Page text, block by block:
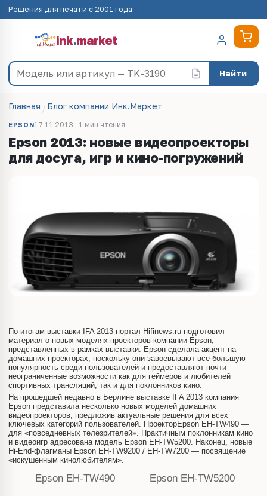
Решения для печати с 2001 года
ink.market
Найти
Главная Блог компании Инк.Маркет
EPSON17.11.2013 · 1 мин чтения
Epson 2013: новые видеопроекторы
для досуга, игр и кино-погружений
По итогам выставки IFA 2013 портал Hifinews.ru подготовил
материал о новых моделях проекторов компании Epson,
представленных в рамках выставки. Epson сделала акцент на
домашних проекторах, поскольку они завоевывают все большую
популярность среди пользователей и предоставляют почти
неограниченные возможности как для геймеров и любителей
спортивных трансляций, так и для поклонников кино.
На прошедшей недавно в Берлине выставке IFA 2013 компания
Epson представила несколько новых моделей домашних
видеопроекторов, предложив актуальные решения для всех
ключевых категорий пользователей. ПроекторEpson EH-TW490 —
для «повседневных телезрителей». Практичным поклонникам кино
и видеоигр адресована модель Epson EH-TW5200. Наконец, новые
Hi-End-флагманы Epson EH-TW9200 / EH-TW7200 — посвящение
«искушенным кинолюбителям».
Epson EH-TW490 Epson EH-TW5200